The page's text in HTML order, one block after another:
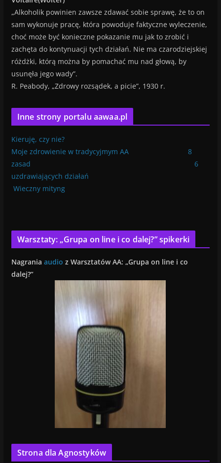
„Alkoholik powinien zawsze zdawać sobie sprawę, że to on
sam wykonuje pracę, która powoduje faktyczne wyleczenie,
choć może być konieczne pokazanie mu jak to zrobić i
zachęta do kontynuacji tych działań. Nie ma czarodziejskiej
różdżki, którą można by pomachać mu nad głową, by
usunęła jego wady”.
R. Peabody, „Zdrowy rozsądek, a picie”, 1930 r.
Inne strony portalu aawaa.pl
Kieruję, czy nie?
Moje zdrowienie w tradycyjmym AA
8
zasad
6
uzdrawiających działań
Wieczny mityng
Warsztaty: „Grupa on line i co dalej?” spikerki
Nagrania audio z Warsztatów AA: „Grupa on line i co
dalej?”
Strona dla Agnostyków